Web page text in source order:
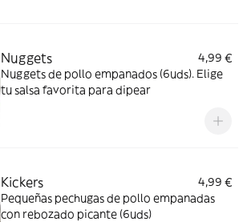
Nuggets
4,99 €
Nuggets de pollo empanados (6uds). Elige
tu salsa favorita para dipear
Kickers
4,99 €
Pequeñas pechugas de pollo empanadas
con rebozado picante (6uds)